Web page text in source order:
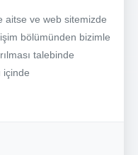
aitse ve web sitemizde
bölümünden bizimle
talebinde
içinde